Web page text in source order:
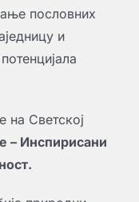
пословних
и
на Светској
– Инспирисани